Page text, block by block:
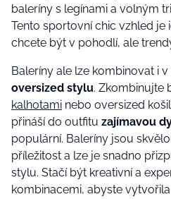
baleríny s legínami a volným
Tento sportovní chic vzhled je
chcete být v pohodlí, ale
Baleríny ale lze kombinovat i
oversized stylu. Zkombinujte
kalhotami nebo oversized
přináší do outfitu zajímavou
populární. Baleríny jsou
příležitost a lze je snadno
stylu. Stačí být kreativní a
kombinacemi, abyste vytvořila